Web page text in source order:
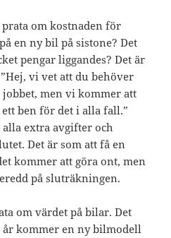
om kostnaden för
en ny bil på sistone? Det
pengar liggandes? Det är
vi vet att du behöver
men vi kommer att
ben för det i alla fall.”
extra avgifter och
Det är som att få en
kommer att göra ont, men
på sluträkningen.
om värdet på bilar. Det
kommer en ny bilmodell